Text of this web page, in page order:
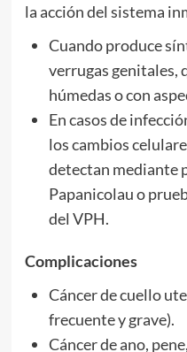
la acción del sistema
Cuando produce
verrugas genitales,
húmedas o con
En casos de
los cambios
detectan mediante
Papanicolau o
del VPH.
Complicaciones
Cáncer de cuello
frecuente y grave).
Cáncer de ano,